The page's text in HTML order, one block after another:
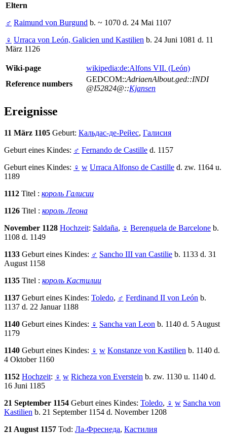
Eltern
♂ Raimund von Burgund b. ~ 1070 d. 24 Mai 1107
♀ Urraca von León, Galicien und Kastilien b. 24 Juni 1081 d. 11
März 1126
Wiki-page
wikipedia:de:Alfons VII. (León)
Reference numbers
GEDCOM::AdriaenAlbout.ged::INDI
@I52824@::Kjansen
Ereignisse
11 März 1105 Geburt: Кальдас-де-Рейес, Галиcия
Geburt eines Kindes: ♂ Fernando de Castille d. 1157
Geburt eines Kindes: ♀ w Urraca Alfonso de Castille d. zw. 1164 u.
1189
1112 Titel : король Галисии
1126 Titel : король Леона
November 1128 Hochzeit: Saldaña, ♀ Berenguela de Barcelone b.
1108 d. 1149
1133 Geburt eines Kindes: ♂ Sancho III van Castilie b. 1133 d. 31
August 1158
1135 Titel : король Кастилии
1137 Geburt eines Kindes: Toledo, ♂ Ferdinand II von León b.
1137 d. 22 Januar 1188
1140 Geburt eines Kindes: ♀ Sancha van Leon b. 1140 d. 5 August
1179
1140 Geburt eines Kindes: ♀ w Konstanze von Kastilien b. 1140 d.
4 Oktober 1160
1152 Hochzeit: ♀ w Richeza von Everstein b. zw. 1130 u. 1140 d.
16 Juni 1185
21 September 1154 Geburt eines Kindes: Toledo, ♀ w Sancha von
Kastilien b. 21 September 1154 d. November 1208
21 August 1157 Tod: Ла-Фреснеда, Кастилия